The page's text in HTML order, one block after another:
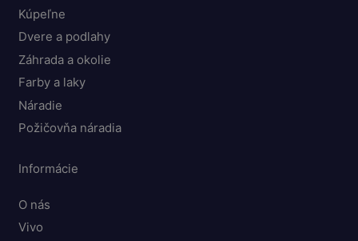
Kúpeľne
Dvere a podlahy
Záhrada a okolie
Farby a laky
Náradie
Požičovňa náradia
Informácie
O nás
Vivo